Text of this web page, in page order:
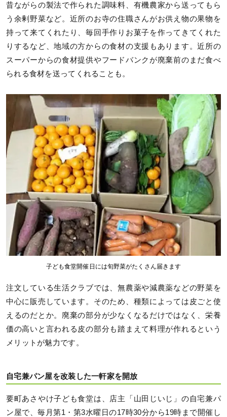
昔ながらの製法で作られた調味料、有機農家から送ってもら
う余剰野菜など。近所のお寺の住職さんがお供え物の果物を
持って来てくれたり、毎回手作りお菓子を作ってきてくれた
りするなど、地域の方からの食材の支援もあります。近所の
スーパーからの食材提供やフードバンクが廃棄前のまだ食べ
られる食材を送ってくれることも。
子ども食堂開催日には旬野菜がたくさん届きます
注文している生活クラブでは、無農薬や減農薬などの野菜を
中心に販売しています。そのため、種類によっては皮ごと使
えるのだとか。廃棄の部分が少なくなるだけではなく、栄養
価の高いと言われる皮の部分も踏まえて料理が作れるという
メリットが魅力です。
自宅兼パン屋を改装した一軒家を開放
要町あさやけ子ども食堂は、店主「山田じいじ」の自宅兼パ
ン屋で、毎月第1・第3水曜日の17時30分から19時まで開催し